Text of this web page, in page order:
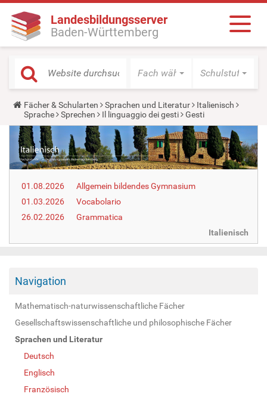
Landesbildungsserver
Baden-Württemberg
Fach wählen Schulstufe
Y
o
u
a
r
e
h
e
e
:
Fächer & Schularten Sprachen und Literatur
Italienisch
Sprache
Sprechen Il linguaggio dei gesti Gesti
01.08.2026
Allgemein bildendes Gymnasium
01.03.2026
Vocabolario
26.02.2026
Grammatica
Italienisch
Navigation
Mathematisch-naturwissenschaftliche Fächer
Gesellschaftswissenschaftliche und philosophische Fächer
Sprachen und Literatur
Deutsch
Englisch
Französisch